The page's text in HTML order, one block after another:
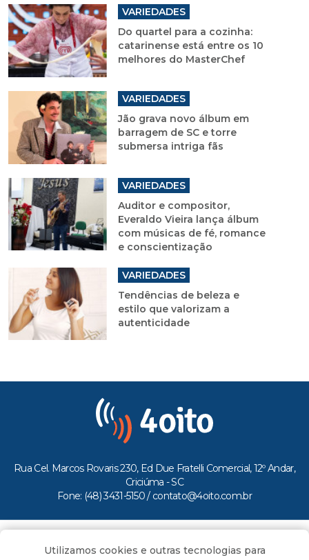
VARIEDADES
Do quartel para a cozinha:
catarinense está entre os 10
melhores do MasterChef
VARIEDADES
Jão grava novo álbum em
barragem de SC e torre
submersa intriga fãs
VARIEDADES
Auditor e compositor,
Everaldo Vieira lança álbum
com músicas de fé, romance
e conscientização
VARIEDADES
Tendências de beleza e
estilo que valorizam a
autenticidade
Rua Cel. Marcos Rovaris 230, Ed Due Fratelli Comercial, 12º Andar,
Criciúma - SC
Fone: (48) 3431-5150 / contato@4oito.com.br
Todos os direitos reservados ao Portal 4oito
Utilizamos cookies e outras tecnologias para